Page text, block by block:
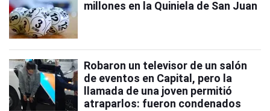
millones en la Quiniela de San Juan
Robaron un televisor de un salón
de eventos en Capital, pero la
llamada de una joven permitió
atraparlos: fueron condenados